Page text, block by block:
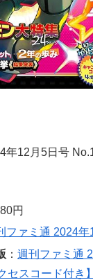
年12月5日号
円
ファミ通 2024年
：週刊ファミ通
セスコード付き】